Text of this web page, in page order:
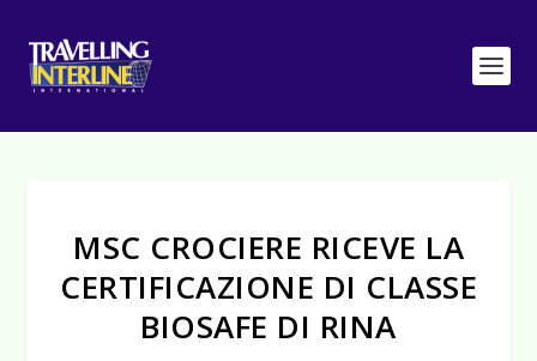
MSC CROCIERE RICEVE LA
CERTIFICAZIONE DI CLASSE
BIOSAFE DI RINA